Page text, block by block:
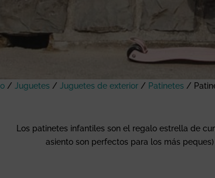
/ Juguetes / Juguetes de exterior / Patinetes /
Los patinetes infantiles son el regalo estrella de
asiento son perfectos para los más